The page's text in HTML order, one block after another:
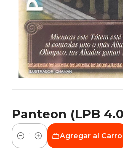
|
Panteon (LPB
Cantidad
Agregar al Carro